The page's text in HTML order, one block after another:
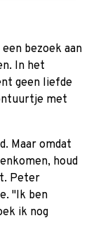
bezoek aan
In het
geen liefde
met
Maar omdat
houd
Peter
''Ik ben
ik nog